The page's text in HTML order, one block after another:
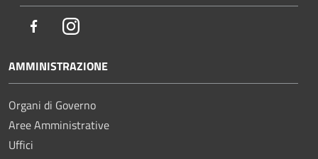
FacebookInstagram
AMMINISTRAZIONE
Organi di Governo
Aree Amministrative
Uffici